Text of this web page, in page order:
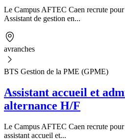
Le Campus AFTEC Caen recrute pour
Assistant de gestion en...
avranches
BTS Gestion de la PME (GPME)
Assistant accueil et
alternance H/F
Le Campus AFTEC Caen recrute pour
assistant accueil et...